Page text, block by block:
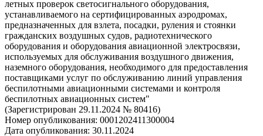
летных проверок светосигнального оборудования,
устанавливаемого на сертифицированных аэродромах,
предназначенных для взлета, посадки, руления и стоянки
гражданских воздушных судов, радиотехнического
оборудования и оборудования авиационной электросвязи,
используемых для обслуживания воздушного движения,
наземного оборудования, необходимого для предоставления
поставщиками услуг по обслуживанию линий управления
беспилотными авиационными системами и контроля
беспилотных авиационных систем"
(Зарегистрирован 29.11.2024 № 80416)
Номер опубликования: 0001202411300004
Дата опубликования: 30.11.2024